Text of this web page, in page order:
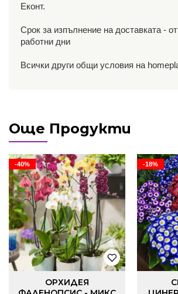
Еконт.
Срок за изпълнение на доставката -
работни дни
Всички други общи условия на
Още Продукти
-40%
ОРХИДЕЯ
-18%